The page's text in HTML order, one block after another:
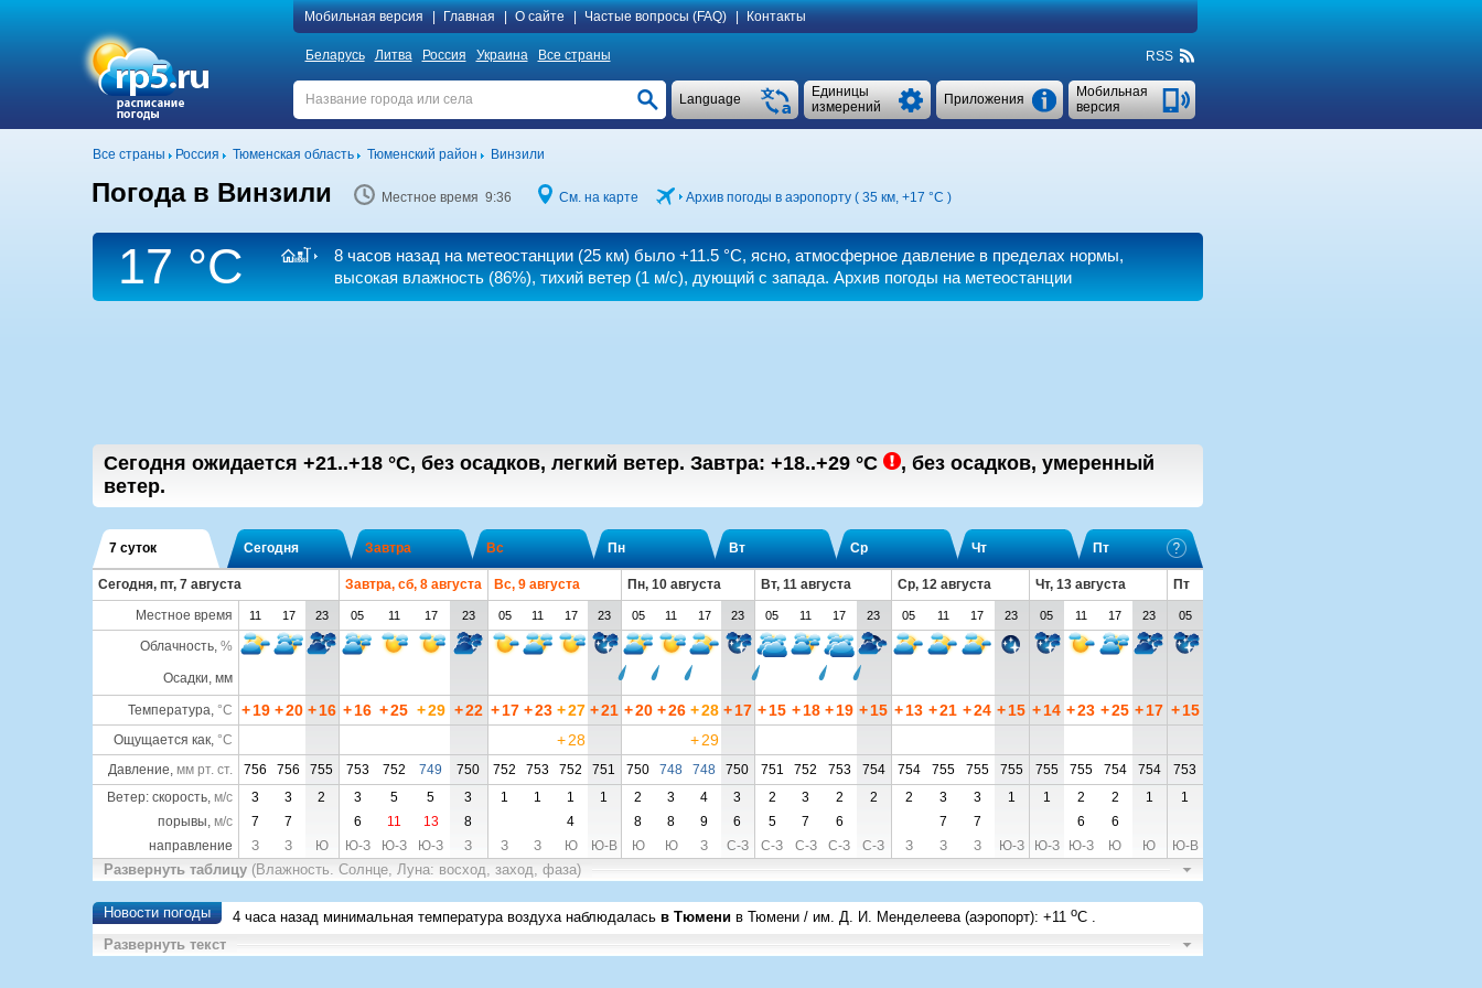
Мобильная версия Главная О сайте Частые вопросы (FAQ) Контакты
Беларусь Литва Россия Украина Все страны RSS
Мобильная
версия
Приложения
Единицы
измерений
Language
Все страны Россия Тюменская область Тюменский район Винзили
Погода в Винзили Местное время 9:36 См. на карте Архив погоды в аэропорту ( 35 км, +17 °C )
17 °C 8 часов назад на метеостанции (25 км) было +11.5 °C, ясно, атмосферное давление в пределах нормы,
высокая влажность (86%), тихий ветер(1 м/с), дующий с запада. Архив погоды на метеостанции
Сегодня ожидается +21..+18 °C, без осадков, легкий ветер. Завтра: +18..+29 °C , без осадков, умеренный
ветер.
7 суток Сегодня Завтра Вс Пн Вт Ср Чт Пт
Сегодня, пт, 7 августа Завтра, сб, 8 августа Вс, 9 августа Пн, 10 августа Вт, 11 августа Ср, 12 августа Чт, 13 августа
Пт
Местное время
11 17 23 05 11 17 23 05 11 17 23 05 11 17 23 05 11 17 23 05 11 17 23 05 11 17 23 05
Облачность, %
Осадки, мм
Температура, °C + 19 +20 + 16 +16 +25 +29 +22 + 17 +23 +27 +21 +20 +26 +28 + 17 +15 + 18 +19 +15 +13 +21 +24 +15 +14 +23 +25 +17 + 15
Ощущается как, °C + 28 + 29
Давление, мм рт. ст. 756 756 755 753 752 749 750 752 753 752 751 750 748 748 750 751 752 753 754 754 755 755 755 755 755 754 754
753
Ветер: скорость, м/с 3 3 2 3 5 5 3 1 1 1 1 2 3 4 3 2 3 2 2 2 3 3 1 1 2 2 1
1
порывы, м/с 7 7 6 11 13 8 4 8 8 9 6 5 7 6 7 7 6
6
направление
З З Ю Ю-З Ю-З Ю-З З З З Ю Ю-В Ю Ю З С-З С-З С-З С-З С-З З З З Ю-З Ю-З Ю-З Ю Ю Ю-В
Развернуть таблицу (Влажность. Солнце, Луна: восход, заход, фаза)
Новости погоды 4 часа назад минимальная температура воздуха наблюдалась в Тюмени в Тюмени / им. Д. И. Менделеева (аэропорт): +11 oC .
Развернуть текст